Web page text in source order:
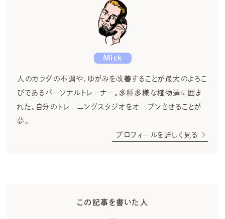
Mick
人のカラダの不調や、ゆがみを改善することが最大のよろこ
びであるパーソナルトレーナー。多種多様な植物達に囲ま
れた、自分のトレーニングスタジオをオープンさせることが
夢。
プロフィールを詳しく見る
この記事を書いた人